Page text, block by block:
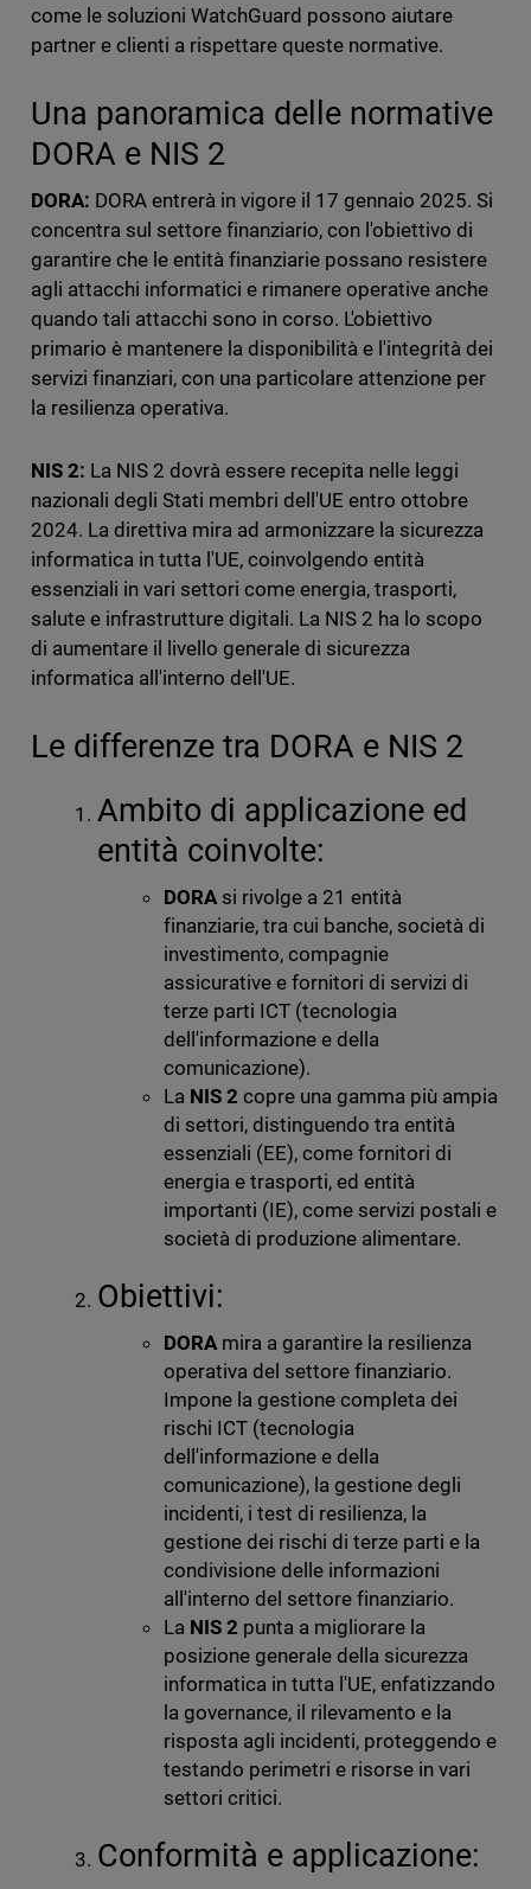
come le soluzioni WatchGuard possono aiutare
partner e clienti a rispettare queste normative.
Una panoramica delle normative
DORA e NIS 2
DORA: DORA entrerà in vigore il 17 gennaio 2025. Si
concentra sul settore finanziario, con l'obiettivo di
garantire che le entità finanziarie possano resistere
agli attacchi informatici e rimanere operative anche
quando tali attacchi sono in corso. L'obiettivo
primario è mantenere la disponibilità e l'integrità dei
servizi finanziari, con una particolare attenzione per
la resilienza operativa.
NIS 2: La NIS 2 dovrà essere recepita nelle leggi
nazionali degli Stati membri dell'UE entro ottobre
2024. La direttiva mira ad armonizzare la sicurezza
informatica in tutta l'UE, coinvolgendo entità
essenziali in vari settori come energia, trasporti,
salute e infrastrutture digitali. La NIS 2 ha lo scopo
di aumentare il livello generale di sicurezza
informatica all'interno dell'UE.
Le differenze tra DORA e NIS 2
Ambito di applicazione ed
entità coinvolte:
DORAsi rivolge a 21 entità
finanziarie, tra cui banche, società di
investimento, compagnie
assicurative e fornitori di servizi di
terze parti ICT (tecnologia
dell'informazione e della
comunicazione).
LaNIS 2 copre una gamma più ampia
di settori, distinguendo tra entità
essenziali (EE), come fornitori di
energia e trasporti, ed entità
importanti (IE), come servizi postali e
società di produzione alimentare.
Obiettivi:
DORAmira a garantire la resilienza
operativa del settore finanziario.
Impone la gestione completa dei
rischi ICT (tecnologia
dell'informazione e della
comunicazione), la gestione degli
incidenti, i test di resilienza, la
gestione dei rischi di terze parti e la
condivisione delle informazioni
all'interno del settore finanziario.
La NIS 2 punta a migliorare la
posizione generale della sicurezza
informatica in tutta l'UE, enfatizzando
la governance, il rilevamento e la
risposta agli incidenti, proteggendo e
testando perimetri e risorse in vari
settori critici.
Conformità e applicazione: